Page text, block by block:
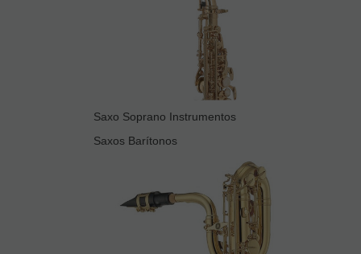
Saxo Soprano Instrumentos
Saxos Barítonos